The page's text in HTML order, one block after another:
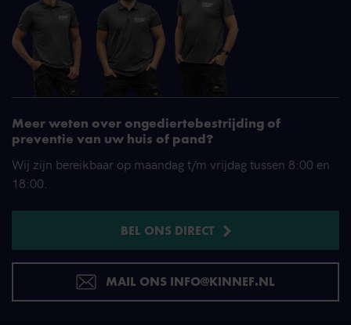
Meer weten over ongediertebestrijding of
preventie van uw huis of pand?
Wij zijn bereikbaar op maandag t/m vrijdag tussen 8:00 en
18:00.
BEL ONS DIRECT
MAIL ONS INFO@KINNEF.NL